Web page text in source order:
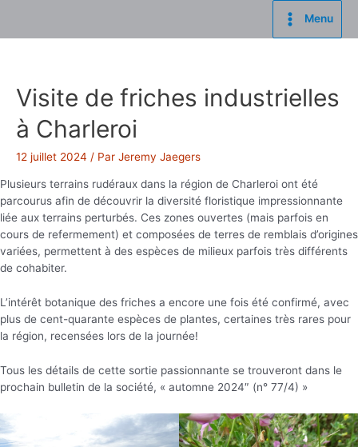
contenu
Main
Menu
Visite de friches industrielles
à Charleroi
12 juillet 2024 / Par Jeremy Jaegers
Plusieurs terrains rudéraux dans la région de Charleroi ont été
parcourus afin de découvrir la diversité floristique impressionnante
liée aux terrains perturbés. Ces zones ouvertes (mais parfois en
cours de refermement) et composées de terres de remblais d’origines
variées, permettent à des espèces de milieux parfois très différents
de cohabiter.
L’intérêt botanique des friches a encore une fois été confirmé, avec
plus de cent-quarante espèces de plantes, certaines très rares pour
la région, recensées lors de la journée!
Tous les détails de cette sortie passionnante se trouveront dans le
prochain bulletin de la société, « automne 2024″ (n° 77/4) »